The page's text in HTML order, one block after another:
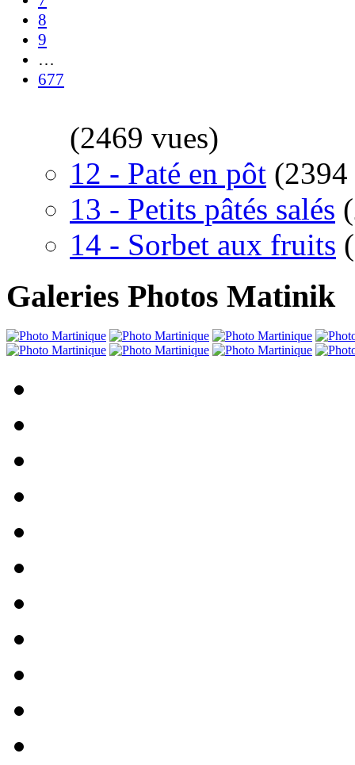
8
9
…
677
(2469 vues)
12 - Paté en pôt (2394
13 - Petits pâtés salés
14 - Sorbet aux fruits
Galeries Photos Matinik